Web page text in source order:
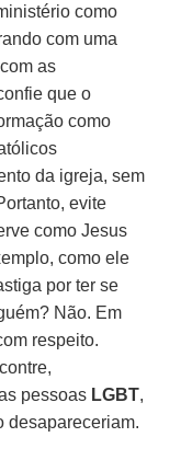
como
com uma
as
que o
como
da igreja, sem
evite
como Jesus
como ele
por ter se
Não. Em
respeito.
pessoas LGBT,
desapareceriam.